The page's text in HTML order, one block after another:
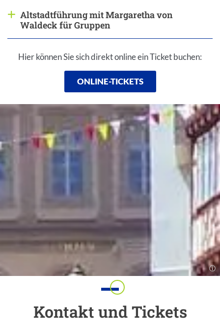
Antwort anzeigen
Altstadtführung mit Margaretha von
Waldeck für Gruppen
Einleitung
Hier können Sie sich direkt online ein Ticket buchen:
ONLINE-TICKETS
Inhalt
Einleitung
Kontakt und Tickets